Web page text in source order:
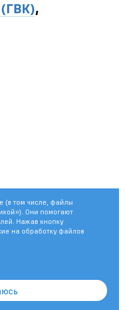
(ГВК),
(в том числе, файлы
Они помогают
Нажав кнопку
на обработку файлов